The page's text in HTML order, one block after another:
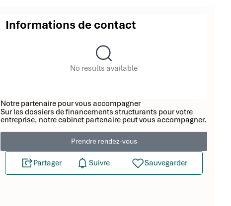
Informations de contact
No results available
Notre partenaire pour vous accompagner
Sur les dossiers de financements structurants pour votre
entreprise, notre cabinet partenaire peut vous accompagner.
Prendre rendez-vous
Partager Suivre Sauvegarder